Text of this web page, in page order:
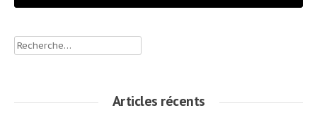
Rechercher :
Articles récents